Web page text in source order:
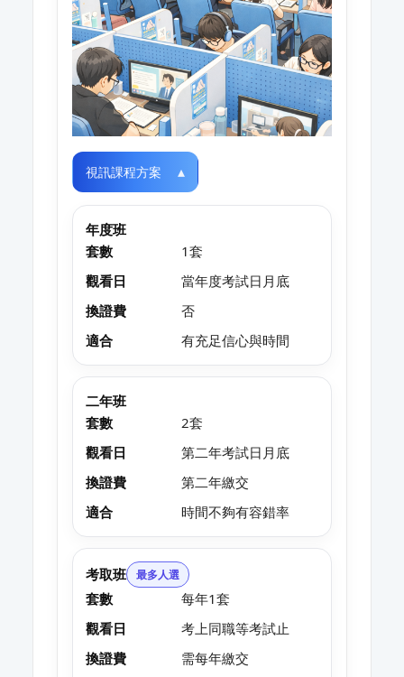
視訊課程方案
年度班
套數
1套
觀看日
當年度考試日月底
換證費
否
適合
有充足信心與時間
二年班
套數
2套
觀看日
第二年考試日月底
換證費
第二年繳交
適合
時間不夠有容錯率
考取班 最多人選
套數
每年1套
觀看日
考上同職等考試止
換證費
需每年繳交